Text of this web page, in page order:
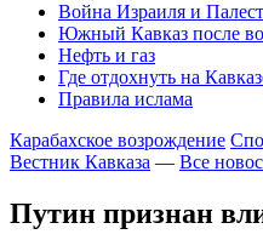
Война Израиля и
Южный Кавказ после
Нефть и газ
Где отдохнуть на
Правила ислама
Карабахское возрождение
Вестник Кавказа — Все
Путин признан